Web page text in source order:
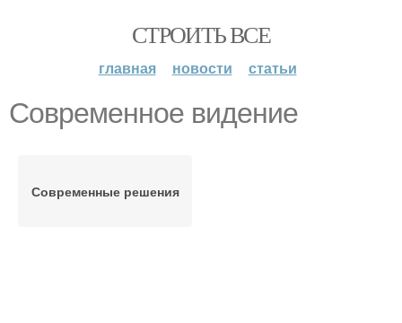
СТРОИТЬ ВСЕ
главная новости статьи
Современное видение
Современные решения